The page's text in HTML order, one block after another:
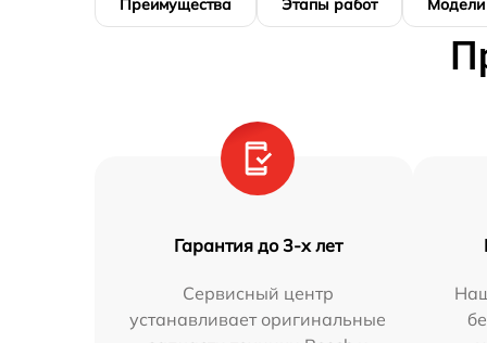
Гарантия до 3-х лет
Сервисный центр
устанавливает оригинальные